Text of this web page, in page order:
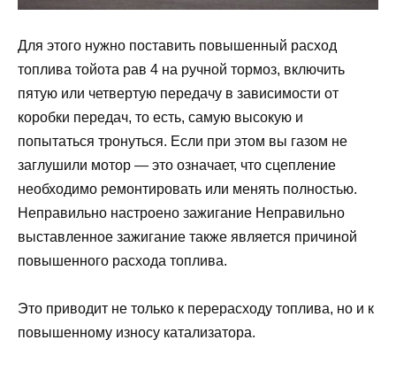
Для этого нужно поставить повышенный расход
топлива тойота рав 4 на ручной тормоз, включить
пятую или четвертую передачу в зависимости от
коробки передач, то есть, самую высокую и
попытаться тронуться. Если при этом вы газом не
заглушили мотор — это означает, что сцепление
необходимо ремонтировать или менять полностью.
Неправильно настроено зажигание Неправильно
выставленное зажигание также является причиной
повышенного расхода топлива.
Это приводит не только к перерасходу топлива, но и к
повышенному износу катализатора.